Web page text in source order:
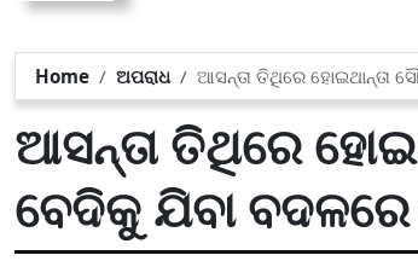
Home ଅପରାଧ ଆସନ୍ତା ତିଥିରେ ହୋଇଥାନ୍ତା
ଆସନ୍ତା ତିଥିରେ
ବେଦିକୁ ଯିବା